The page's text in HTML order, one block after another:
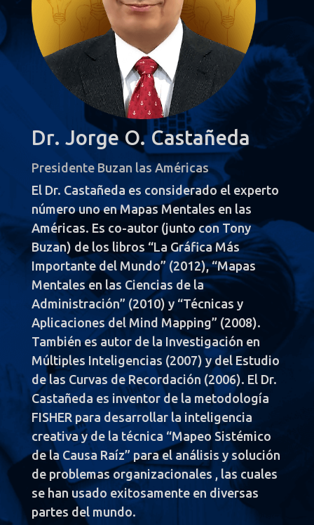
Dr. Jorge O. Castañeda
Presidente Buzan las Américas
El Dr. Castañeda es considerado el experto
número uno en Mapas Mentales en las
Américas. Es co-autor (junto con Tony
Buzan) de los libros “La Gráfica Más
Importante del Mundo” (2012), “Mapas
Mentales en las Ciencias de la
Administración” (2010) y “Técnicas y
Aplicaciones del Mind Mapping” (2008).
También es autor de la Investigación en
Múltiples Inteligencias (2007) y del Estudio
de las Curvas de Recordación (2006). El Dr.
Castañeda es inventor de la metodología
FISHER para desarrollar la inteligencia
creativa y de la técnica “Mapeo Sistémico
de la Causa Raíz” para el análisis y solución
de problemas organizacionales , las cuales
se han usado exitosamente en diversas
partes del mundo.